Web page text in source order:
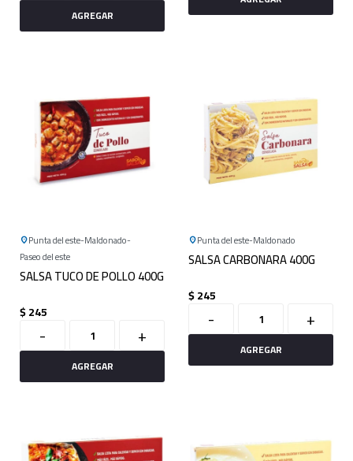
Punta del este Maldonado
Paseo del este
SALSA TUCO DE POLLO 400G
$245
- +
Punta del este Maldonado
SALSA CARBONARA 400G
$245
- +